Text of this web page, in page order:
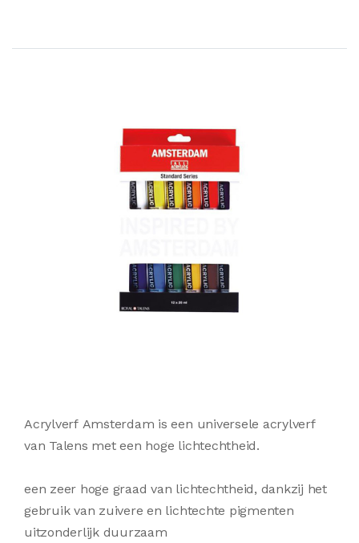
Acrylverf Amsterdam is een universele acrylverf
van Talens met een hoge lichtechtheid.
een zeer hoge graad van lichtechtheid, dankzij het
gebruik van zuivere en lichtechte pigmenten
uitzonderlijk duurzaam